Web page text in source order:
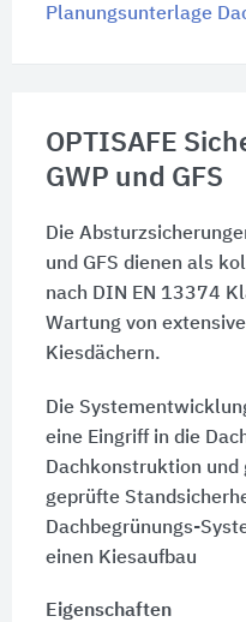
Planungsunterlage
OPTISAFE
GWP und GFS
Die
und GFS dienen als
nach DIN EN 13374
Wartung von
Kiesdächern.
Die
eine Eingriff in die
Dachkonstruktion
geprüfte
Dachbegrünungs-
einen Kiesaufbau
Eigenschaften